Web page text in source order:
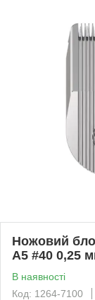
Ножовий
A5 #40 0,25
В наявності
Код: 1264-7100